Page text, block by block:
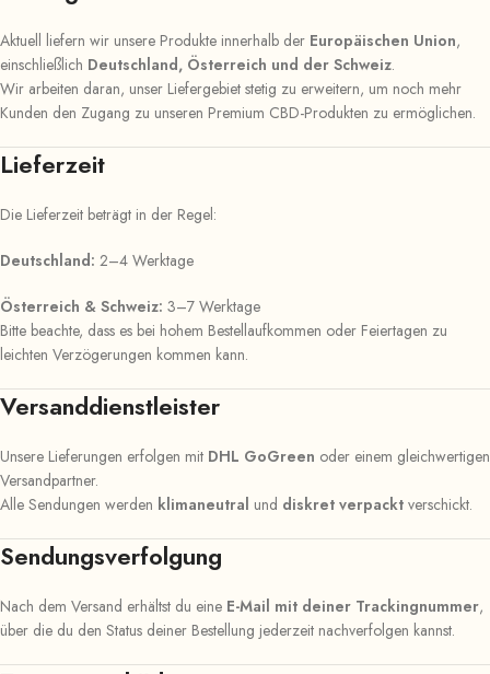
Aktuell liefern wir unsere Produkte innerhalb der Europäischen Union,
einschließlich Deutschland, Österreich und der Schweiz.
Wir arbeiten daran, unser Liefergebiet stetig zu erweitern, um noch mehr
Kunden den Zugang zu unseren Premium CBD-Produkten zu ermöglichen.
Lieferzeit
Die Lieferzeit beträgt in der Regel:
Deutschland: 2–4 Werktage
Österreich & Schweiz: 3–7 Werktage
Bitte beachte, dass es bei hohem Bestellaufkommen oder Feiertagen zu
leichten Verzögerungen kommen kann.
Versanddienstleister
Unsere Lieferungen erfolgen mit DHL GoGreen oder einem gleichwertigen
Versandpartner.
Alle Sendungen werden klimaneutral und diskret verpackt verschickt.
Sendungsverfolgung
Nach dem Versand erhältst du eine E-Mail mit deiner Trackingnummer,
über die du den Status deiner Bestellung jederzeit nachverfolgen kannst.